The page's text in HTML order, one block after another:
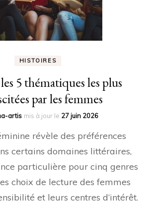
HISTOIRES
5 thématiques les plus
par les femmes
artis mis à jour le 27 juin 2026
révèle des préférences
certains domaines littéraires,
particulière pour cinq genres
choix de lecture des femmes
et leurs centres d’intérêt.